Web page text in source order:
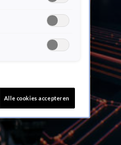
Alle cookies accepteren